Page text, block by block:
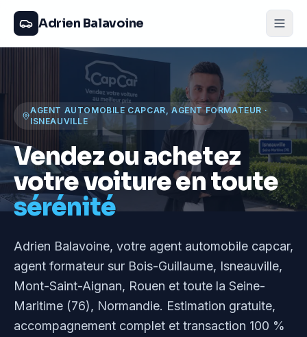
Adrien Balavoine
AGENT AUTOMOBILE CAPCAR, AGENT FORMATEUR ·
ISNEAUVILLE
Vendez ou achetez
votre voiture en toute
sérénité
Adrien Balavoine, votre agent automobile capcar,
agent formateur sur Bois-Guillaume, Isneauville,
Mont-Saint-Aignan, Rouen et toute la Seine-
Maritime (76), Normandie. Estimation gratuite,
accompagnement complet et transaction 100 %